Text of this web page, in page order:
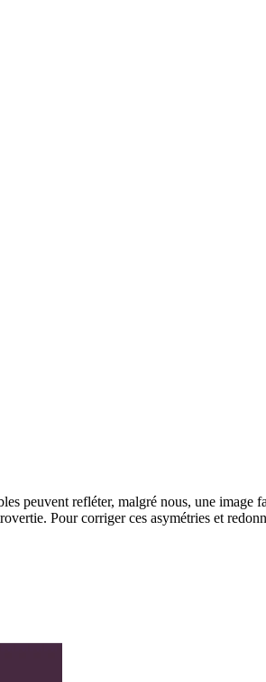
peuvent refléter, malgré nous, une image
Pour corriger ces asymétries et